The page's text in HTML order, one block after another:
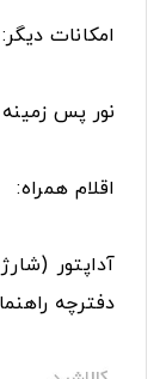
امکانات دیگر:
نور پس
اقلام همراه:
دفترچه راهنما